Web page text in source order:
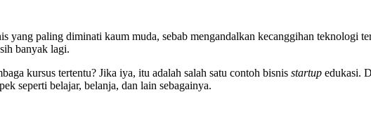
yang paling diminati kaum muda, sebab mengandalkan kecanggihan teknologi
banyak lagi.
kursus tertentu? Jika iya, itu adalah salah satu contoh bisnis startup edukasi.
seperti belajar, belanja, dan lain sebagainya.